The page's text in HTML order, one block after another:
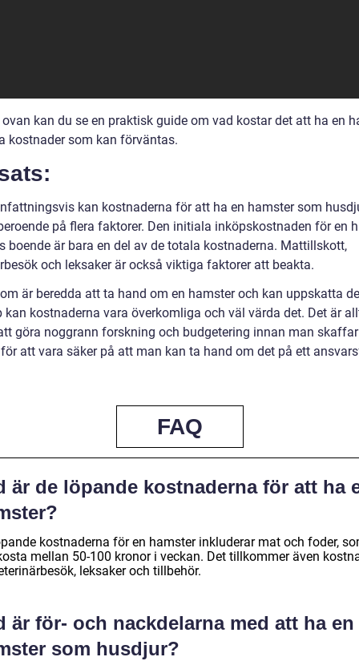
kan du se en praktisk guide om vad kostar det att ha en
kostnader som kan förväntas.
kan kostnaderna för att ha en hamster som
på flera faktorer. Den initiala inköpskostnaden för en
boende är bara en del av de totala kostnaderna. Mattillskott,
och leksaker är också viktiga faktorer att beakta.
är beredda att ta hand om en hamster och kan uppskatta
kan kostnaderna vara överkomliga och väl värda det. Det är
göra noggrann forskning och budgetering innan man
att vara säker på att man kan ta hand om det på ett
FAQ
är de löpande kostnaderna för att ha
kostnaderna för en hamster inkluderar mat och foder,
mellan 50-100 kronor i veckan. Det tillkommer även
leksaker och tillbehör.
är för- och nackdelarna med att ha en
som husdjur?